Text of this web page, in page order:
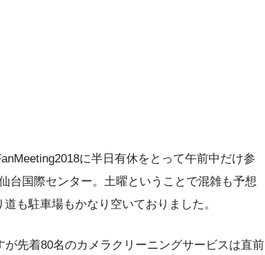
に半日有休をとって午前中だけ参
台国際センター。土曜ということで混雑も予想
も駐車場もかなり空いておりました。
先着80名のカメラクリーニングサービスは直前